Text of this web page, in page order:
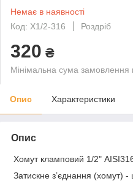
Немає в наявності
Код: Х1/2-316
Роздріб
320 ₴
Мінімальна сума
Опис Характеристики
Опис
Хомут кламповий 1/2"
Затискне з’єднання (хомут)